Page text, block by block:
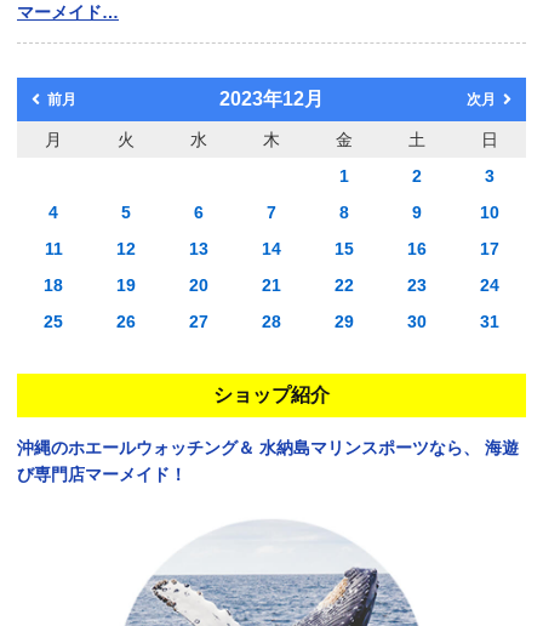
マーメイド…
前月 2023年12月 次月
月 火 水 木 金 土
日
1
2
3
4
5 6 7 8 9
10
11
12 13 14 15 16
17
18
19 20 21 22 23
24
25
26 27 28 29 30 31
ショップ紹介
沖縄のホエールウォッチング＆ 水納島マリンスポーツなら、
海遊
び専門店マーメイド！